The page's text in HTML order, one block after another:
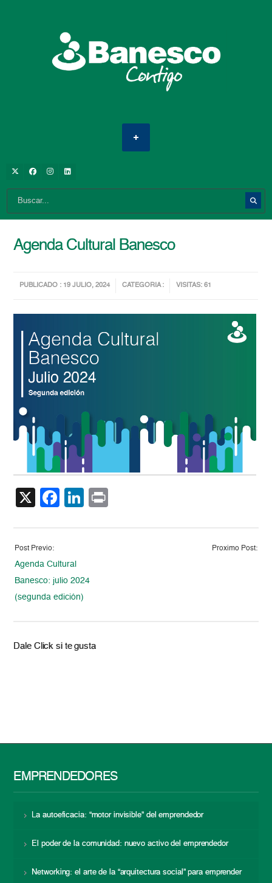
Agenda Cultural Banesco
PUBLICADO : 19 JULIO, 2024 CATEGORIA : VISITAS: 61
X Facebook
LinkedIn
Post Previo:
Agenda Cultural
Banesco: julio 2024
(segunda edición)
Proximo Post:
Dale Click si te gusta
EMPRENDEDORES
La autoeficacia: “motor invisible” del emprendedor
El poder de la comunidad: nuevo activo del emprendedor
Networking: el arte de la “arquitectura social” para emprender